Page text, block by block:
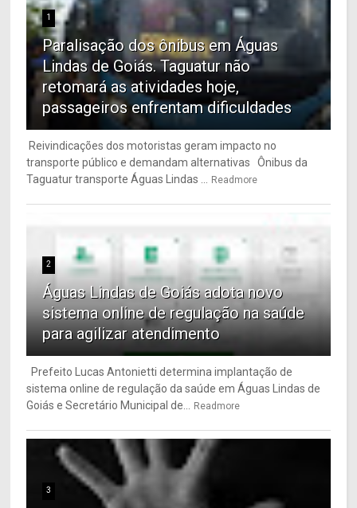
1
Paralisação dos ônibus em Águas
Lindas de Goiás. Taguatur não
retomará as atividades hoje,
passageiros enfrentam dificuldades
Reivindicações dos motoristas geram impacto no
transporte público e demandam alternativas Ônibus da
Taguatur transporte Águas Lindas ... Readmore
2
Águas Lindas de Goiás adota novo
sistema online de regulação na saúde
para agilizar atendimento
Prefeito Lucas Antonietti determina implantação de
sistema online de regulação da saúde em Águas Lindas de
Goiás e Secretário Municipal de... Readmore
3